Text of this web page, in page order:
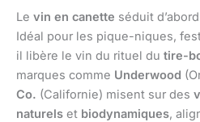
Le vin en canette séduit
Idéal pour les pique-niques,
il libère le vin du rituel du tire-
marques comme Underwood
Co. (Californie) misent sur des
naturels et biodynamiques,